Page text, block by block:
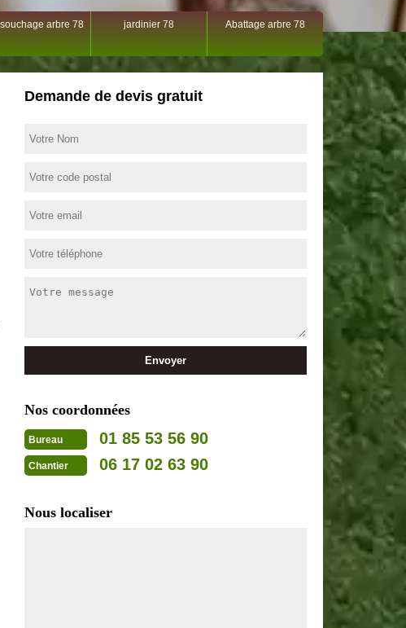
arbre 78 jardinier 78 Abattage arbre 78
Demande de devis gratuit
Nos coordonnées
Bureau 01 85 53 56 90
Chantier 06 17 02 63 90
Nous localiser